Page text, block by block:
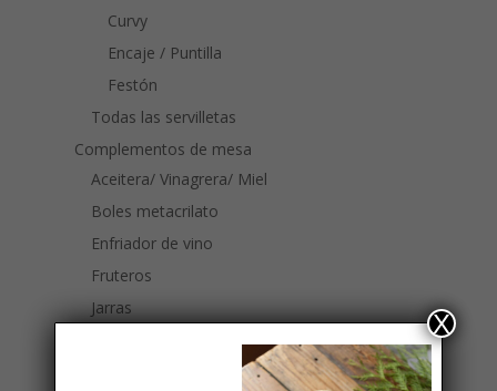
Curvy
Encaje / Puntilla
Festón
Todas las servilletas
Complementos de mesa
Aceitera/ Vinagrera/ Miel
Boles metacrilato
Enfriador de vino
Fruteros
Jarras
Jarras de metacrilato
X